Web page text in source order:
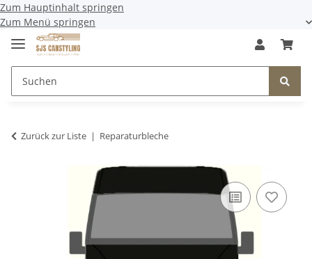
Zum Hauptinhalt springen
Zum Menü springen
Zurück zur Liste Reparaturbleche